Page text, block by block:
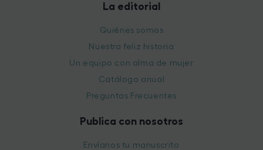
La editorial
Quiénes somos
Nuestra feliz historia
Un equipo con alma de mujer
Catálogo anual
Preguntas Frecuentes
Publica con nosotros
Envíanos tu manuscrito